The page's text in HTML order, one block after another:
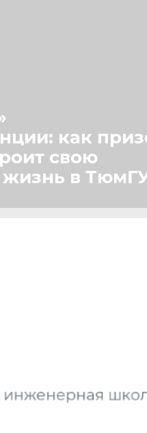
как
свою
жизнь в
инженерная